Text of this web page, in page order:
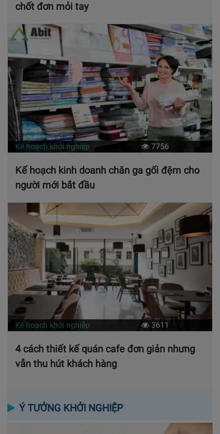
chốt đơn mỏi tay
Kế hoạch khởi nghiệp 7756
Kế hoạch kinh doanh chăn ga gối đệm cho
người mới bắt đầu
Kế hoạch khởi nghiệp 3611
4 cách thiết kế quán cafe đơn giản nhưng
vẫn thu hút khách hàng
Ý TƯỞNG KHỞI NGHIỆP